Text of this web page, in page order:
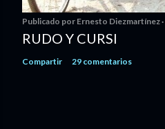
Publicado por Ernesto Diezmartínez
RUDO Y CURSI
Compartir 29 comentarios